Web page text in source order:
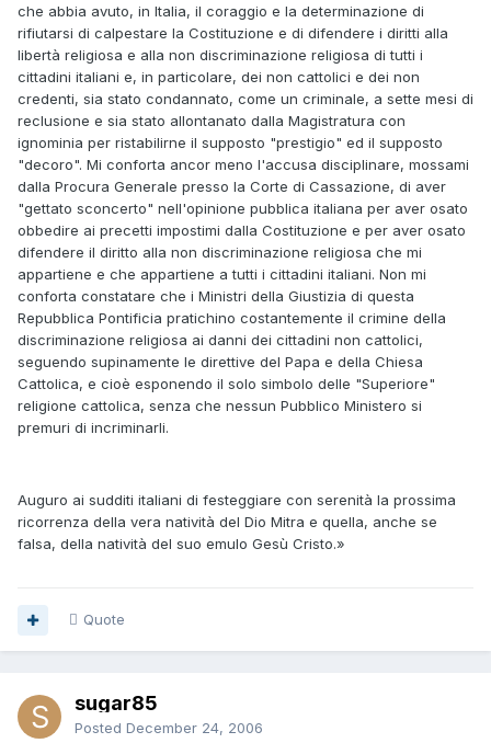
che abbia avuto, in Italia, il coraggio e la determinazione di
rifiutarsi di calpestare la Costituzione e di difendere i diritti alla
libertà religiosa e alla non discriminazione religiosa di tutti i
cittadini italiani e, in particolare, dei non cattolici e dei non
credenti, sia stato condannato, come un criminale, a sette mesi di
reclusione e sia stato allontanato dalla Magistratura con
ignominia per ristabilirne il supposto "prestigio" ed il supposto
"decoro". Mi conforta ancor meno l'accusa disciplinare, mossami
dalla Procura Generale presso la Corte di Cassazione, di aver
"gettato sconcerto" nell'opinione pubblica italiana per aver osato
obbedire ai precetti impostimi dalla Costituzione e per aver osato
difendere il diritto alla non discriminazione religiosa che mi
appartiene e che appartiene a tutti i cittadini italiani. Non mi
conforta constatare che i Ministri della Giustizia di questa
Repubblica Pontificia pratichino costantemente il crimine della
discriminazione religiosa ai danni dei cittadini non cattolici,
seguendo supinamente le direttive del Papa e della Chiesa
Cattolica, e cioè esponendo il solo simbolo delle "Superiore"
religione cattolica, senza che nessun Pubblico Ministero si
premuri di incriminarli.
Auguro ai sudditi italiani di festeggiare con serenità la prossima
ricorrenza della vera natività del Dio Mitra e quella, anche se
falsa, della natività del suo emulo Gesù Cristo.»
Quote
sugar85
Posted December 24, 2006